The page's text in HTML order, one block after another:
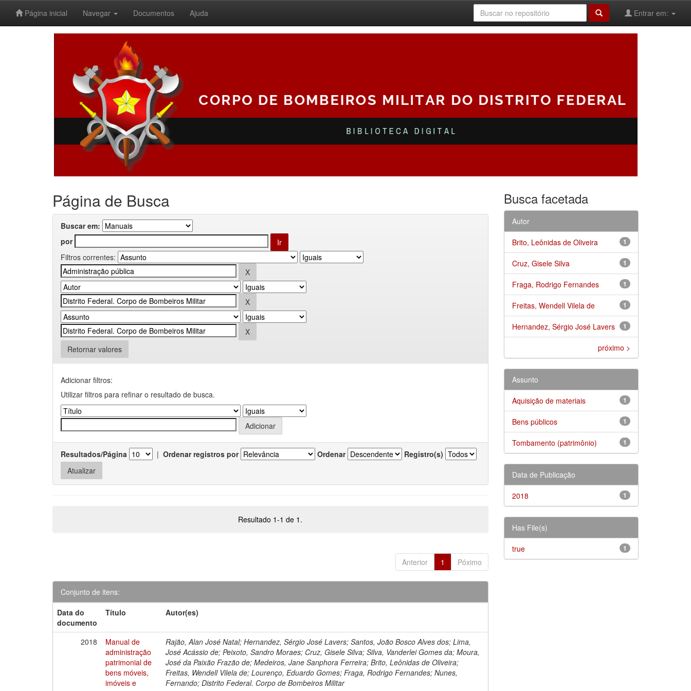
Página inicial Navegar Documentos Ajuda Entrar em:
Página de Busca
Buscar em:
por
Filtros correntes:
Retornar valores
Adicionar filtros:
Utilizar filtros para refinar o resultado de busca.
Resultados/Página | Ordenar registros por Ordenar Registro(s)
Resultado 1-1 de 1.
Anterior 1 Póximo
Conjunto de itens:
Data do
documento
Título Autor(es)
2018
Manual de
administração
patrimonial de
bens móveis,
imóveis e
Rajão, Alan José Natal; Hernandez, Sérgio José Lavers; Santos, João Bosco Alves dos; Lima,
José Acássio de; Peixoto, Sandro Moraes; Cruz, Gisele Silva; Silva, Vanderlei Gomes da; Moura,
José da Paixão Frazão de; Medeiros, Jane Sanphora Ferreira; Brito, Leônidas de Oliveira;
Freitas, Wendell Vilela de; Lourenço, Eduardo Gomes; Fraga, Rodrigo Fernandes; Nunes,
Fernando; Distrito Federal. Corpo de Bombeiros Militar
Busca facetada
Autor
1
Brito, Leônidas de Oliveira
1
Cruz, Gisele Silva
1
Fraga, Rodrigo Fernandes
1
Freitas, Wendell Vilela de
1
Hernandez, Sérgio José Lavers
próximo >
Assunto
1
Aquisição de materiais
1
Bens públicos
1
Tombamento (patrimônio)
Data de Publicação
1
2018
Has File(s)
1
true